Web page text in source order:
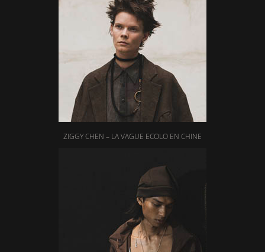
ZIGGY CHEN – LA VAGUE ECOLO EN CHINE